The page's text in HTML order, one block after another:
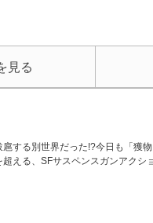
見る
する別世界だった!?今日も「獲物
える、SFサスペンスガンアクシ